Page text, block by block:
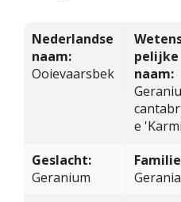
Nederlandse
naam:
Ooievaarsbek
pelijke
naam:
e
Geslacht:
Geranium